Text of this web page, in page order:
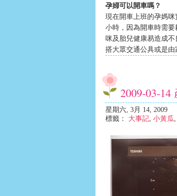
孕婦可以開車嗎？
現在開車上班的孕媽
小時，因為開車時需
咪及胎兒健康易造成
搭大眾交通公具或是由
2009-03-
星期六, 3月 14, 2009
標籤： 大事記 小黃瓜